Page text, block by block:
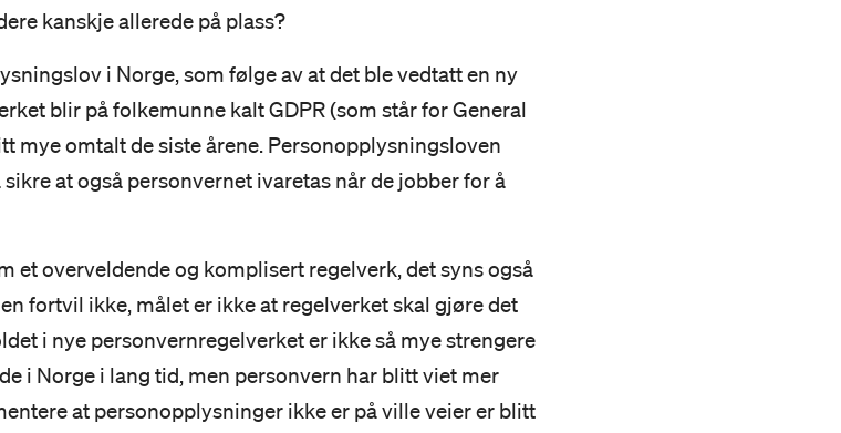
kanskje allerede på plass?
i Norge, som følge av at det ble vedtatt en ny
blir på folkemunne kalt GDPR (som står for General
mye omtalt de siste årene. Personopplysningsloven
at også personvernet ivaretas når de jobber for å
et overveldende og komplisert regelverk, det syns også
fortvil ikke, målet er ikke at regelverket skal gjøre det
i nye personvernregelverket er ikke så mye strengere
i Norge i lang tid, men personvern har blitt viet mer
at personopplysninger ikke er på ville veier er blitt